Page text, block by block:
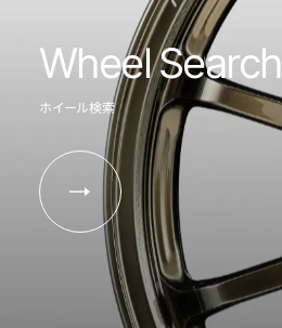
Wheel Search
ホイール検索